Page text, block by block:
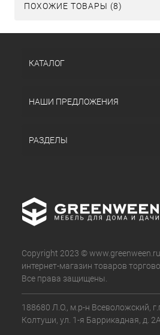
ПОХОЖИЕ ТОВАРЫ (8)
КАТАЛОГ
НАШИ ПРЕДЛОЖЕНИЯ
РАЗДЕЛЫ
Copyright 2023 ©
интернет-магазин товаров
Все права защищены.
188680 Л.О., м.р-н Всеволожский,
Колтуши, ул. 1-я Баррикадная, д. 2А